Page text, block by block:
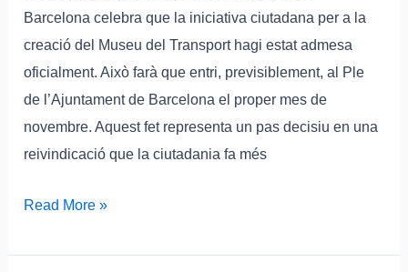
Barcelona celebra que la iniciativa ciutadana per a la
creació del Museu del Transport hagi estat admesa
oficialment. Això farà que entri, previsiblement, al Ple
de l’Ajuntament de Barcelona el proper mes de
novembre. Aquest fet representa un pas decisiu en una
reivindicació que la ciutadania fa més
Read More »